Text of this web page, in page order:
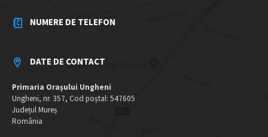
NUMERE DE TELEFON
DATE DE CONTACT
Primaria Orașului Ungheni
Ungheni, nr. 357, Cod poștal: 547605
Județul Mureș
România